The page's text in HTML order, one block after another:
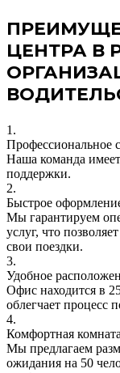
ЦЕНТРА В
1.
Профессиональное
Наша команда
поддержки.
2.
Быстрое
Мы гарантируем
услуг, что
свои поездки.
3.
Удобное
Офис находится в
облегчает процесс
4.
Комфортная
Мы предлагаем
ожидания на 50